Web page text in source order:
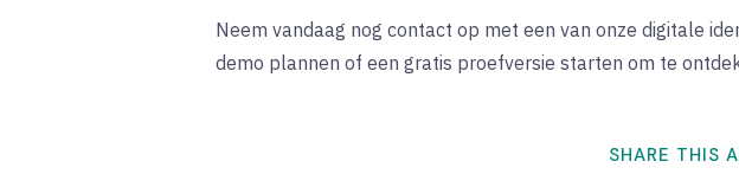
Neem vandaag nog contact op met een van onze digitale
demo plannen of een gratis proefversie starten om te
SHARE THIS